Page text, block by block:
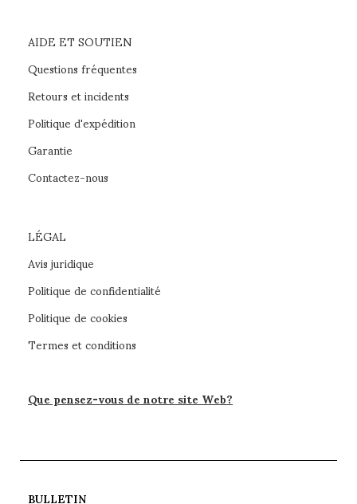
AIDE ET SOUTIEN
Questions fréquentes
Retours et incidents
Politique d'expédition
Garantie
Contactez-nous
LÉGAL
Avis juridique
Politique de confidentialité
Politique de cookies
Termes et conditions
Que pensez-vous de notre site Web?
BULLETIN